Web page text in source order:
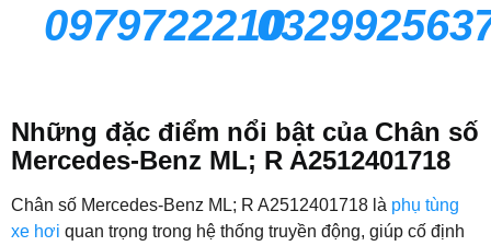
0979722210
Những đặc điểm nổi bật của Chân số
Mercedes-Benz ML; R A2512401718
Chân số Mercedes-Benz ML; R A2512401718 là phụ tùng
xe hơi quan trọng trong hệ thống truyền động, giúp cố định